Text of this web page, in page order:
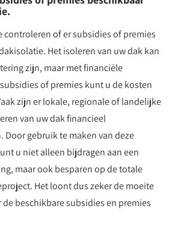
controleren of er subsidies of premies
Het isoleren van uw dak kan
zijn, maar met financiële
of premies kunt u de kosten
zijn er lokale, regionale of landelijke
van uw dak financieel
Door gebruik te maken van deze
u niet alleen bijdragen aan een
maar ook besparen op de totale
Het loont dus zeker de moeite
beschikbare subsidies en premies